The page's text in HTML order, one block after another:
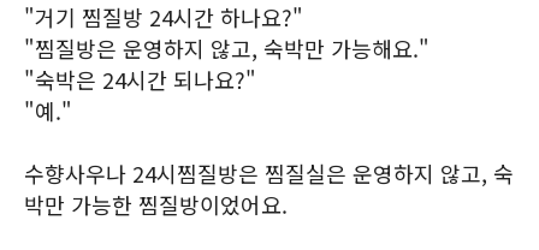
"거기 찜질방 24시간 하나요?"
"찜질방은 운영하지 않고, 숙박만 가능해요."
"숙박은 24시간 되나요?"
"예."
수향사우나 24시찜질방은 찜질실은 운영하지 않고, 숙
박만 가능한 찜질방이었어요.